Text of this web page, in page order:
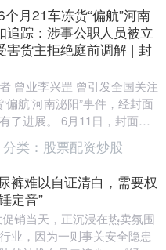
月21车冻货“偏航”河南
追踪：涉事公职人员被立
害货主拒绝庭前调解 | 封
曾业李兴罡 曾引发全国关注
偏航’河南泌阳”事件，经封面
了进展。 6月11日，封面新
县纪检部门获悉，涉事的
分类： 股票配资炒股
裤难以自证清白，需要权
定音”
促销当天，正沉浸在热卖氛围
业，因为一则事关安全隐患